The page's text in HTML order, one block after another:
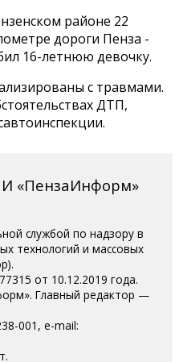
районе 22
дороги Пенза -
16-летнюю девочку.
с травмами.
ДТП,
«ПензаИнформ»
службой по надзору в
технологий и массовых
от 10.12.2019 года.
Главный редактор —
001, e-mail: